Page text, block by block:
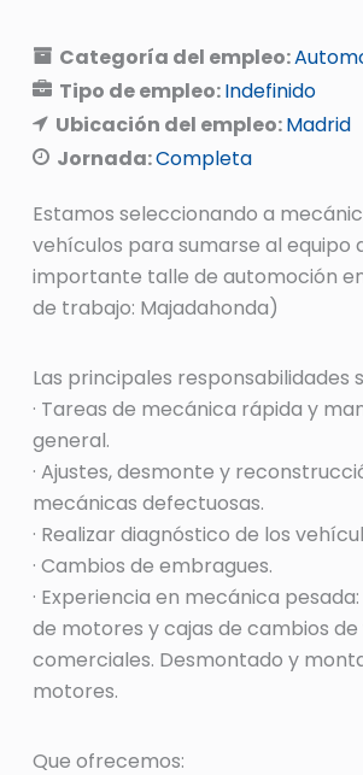
n
Categoría del empleo:
Tipo de empleo:Indefinido
Ubicación del empleo:Madrid
Jornada:Completa
Estamos seleccionando a
vehículos para sumarse al equipo
importante talle de automoción
de trabajo: Majadahonda)
Las principales responsabilidades
· Tareas de mecánica rápida y
general.
· Ajustes, desmonte y
mecánicas defectuosas.
· Realizar diagnóstico de los
· Cambios de embragues.
· Experiencia en mecánica
de motores y cajas de cambios
comerciales. Desmontado y
motores.
Que ofrecemos: